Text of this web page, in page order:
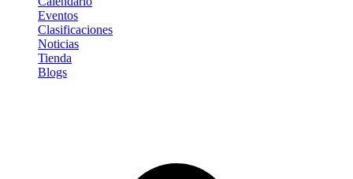
Eventos
Clasificaciones
Noticias
Tienda
Blogs